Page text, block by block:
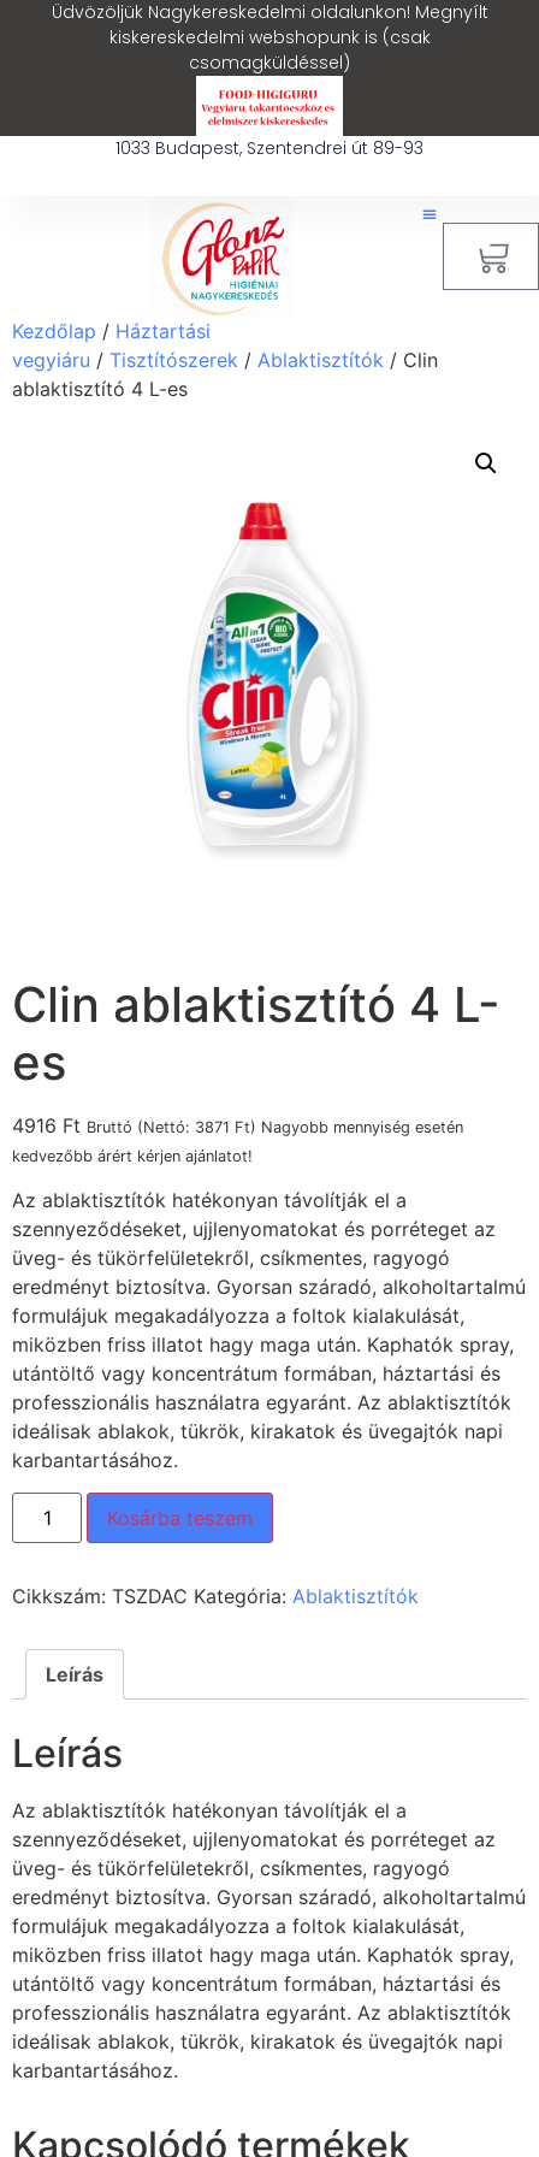
Üdvözöljük Nagykereskedelmi oldalunkon! Megnyílt
kiskereskedelmi webshopunk is (csak
csomagküldéssel)
1033 Budapest, Szentendrei út 89-93
Kezdőlap / Háztartási
vegyiáru / Tisztítószerek / Ablaktisztítók / Clin
ablaktisztító 4 L-es
Clin ablaktisztító 4 L-
es
4916 Ft Bruttó (Nettó: 3871 Ft) Nagyobb mennyiség esetén
kedvezőbb árért kérjen ajánlatot!
Az ablaktisztítók hatékonyan távolítják el a
szennyeződéseket, ujjlenyomatokat és porréteget az
üveg- és tükörfelületekről, csíkmentes, ragyogó
eredményt biztosítva. Gyorsan száradó, alkoholtartalmú
formulájuk megakadályozza a foltok kialakulását,
miközben friss illatot hagy maga után. Kaphatók spray,
utántöltő vagy koncentrátum formában, háztartási és
professzionális használatra egyaránt. Az ablaktisztítók
ideálisak ablakok, tükrök, kirakatok és üvegajtók napi
karbantartásához.
Kosárba teszem
Cikkszám: TSZDAC Kategória: Ablaktisztítók
Leírás
Leírás
Az ablaktisztítók hatékonyan távolítják el a
szennyeződéseket, ujjlenyomatokat és porréteget az
üveg- és tükörfelületekről, csíkmentes, ragyogó
eredményt biztosítva. Gyorsan száradó, alkoholtartalmú
formulájuk megakadályozza a foltok kialakulását,
miközben friss illatot hagy maga után. Kaphatók spray,
utántöltő vagy koncentrátum formában, háztartási és
professzionális használatra egyaránt. Az ablaktisztítók
ideálisak ablakok, tükrök, kirakatok és üvegajtók napi
karbantartásához.
Kapcsolódó termékek